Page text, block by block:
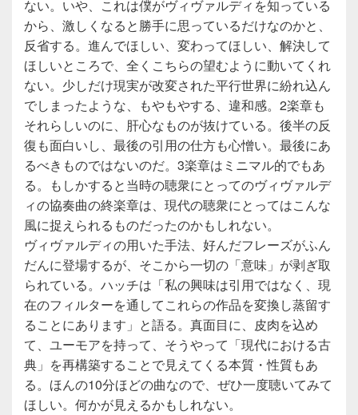
ない。いや、これは僕がヴィヴァルディを知っている
から、激しくなると勝手に思っているだけなのかと、
反省する。進んでほしい、変わってほしい、解決して
ほしいところで、全くこちらの望むように動いてくれ
ない。少しだけ現実が改変された平行世界に紛れ込ん
でしまったような、もやもやする、違和感。2楽章も
それらしいのに、肝心なものが抜けている。後半の反
復も面白いし、最後の引用の仕方も心憎い。最後にあ
るべきものではないのだ。3楽章はミニマル的でもあ
る。もしかすると当時の聴衆にとってのヴィヴァルデ
ィの協奏曲の終楽章は、現代の聴衆にとってはこんな
風に捉えられるものだったのかもしれない。
ヴィヴァルディの用いた手法、好んだフレーズがふん
だんに登場するが、そこから一切の「意味」が剥ぎ取
られている。ハッチは「私の興味は引用ではなく、現
在のフィルターを通してこれらの作品を変換し蒸留す
ることにあります」と語る。真面目に、皮肉を込め
て、ユーモアを持って、そうやって「現代における古
典」を再構築することで見えてくる本質・性質もあ
る。ほんの10分ほどの曲なので、ぜひ一度聴いてみて
ほしい。何かが見えるかもしれない。